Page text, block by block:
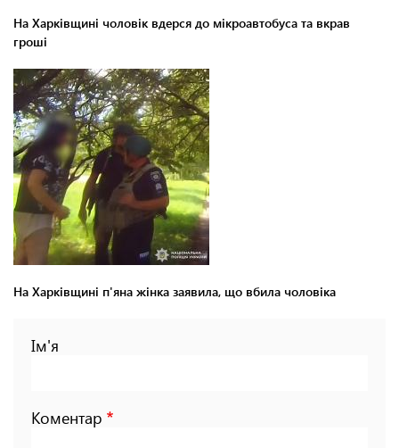
На Харківщині чоловік вдерся до мікроавтобуса та вкрав
гроші
На Харківщині п'яна жінка заявила, що вбила чоловіка
Ім'я
Коментар